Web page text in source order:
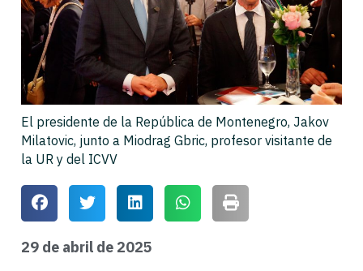
El presidente de la República de Montenegro, Jakov
Milatovic, junto a Miodrag Gbric, profesor visitante de
la UR y del ICVV
29 de abril de 2025